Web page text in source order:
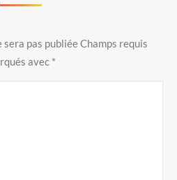
pas publiée Champs requis
avec *